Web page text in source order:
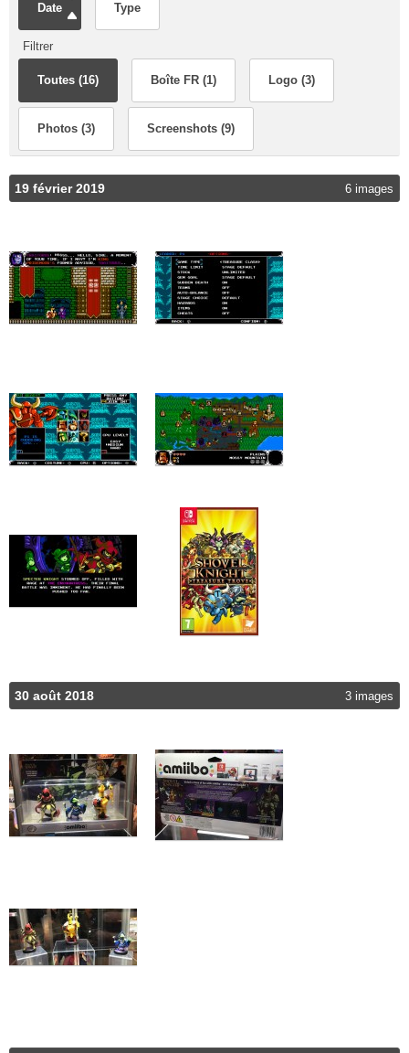
Date Type
Filtrer
Toutes (16) Boîte FR (1) Logo (3)
Photos (3) Screenshots (9)
19 février 2019 6 images
30 août 2018 3 images